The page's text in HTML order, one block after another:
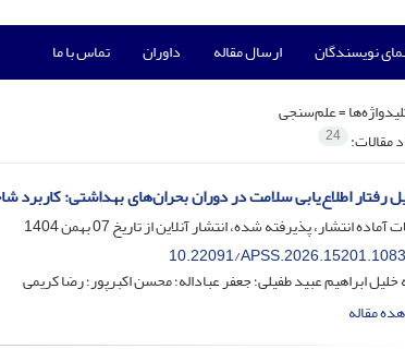
نویسندگان ارسال مقاله داوران تماس با ما
=علم‌سنجی
مقالات: 24
رفتار اطلاع‌یابی سلامت در دوران بحران‌های بهداشتی:
آماده انتشار، پذیرفته شده، انتشار آنلاین از تاریخ07 بهمن 1404
10.22091/APSS.2026.15201.1083
خلیل ابراهیم عبید طفیلی؛ جعفر عباداله؛ محسن اکبرپور؛ رضا کریمی
مقاله